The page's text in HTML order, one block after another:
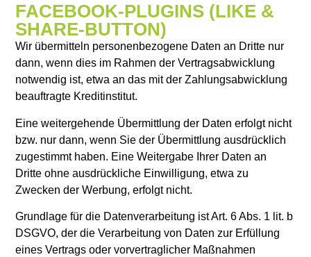
FACEBOOK-PLUGINS (LIKE &
SHARE-BUTTON)
Wir übermitteln personenbezogene Daten an Dritte nur
dann, wenn dies im Rahmen der Vertragsabwicklung
notwendig ist, etwa an das mit der Zahlungsabwicklung
beauftragte Kreditinstitut.
Eine weitergehende Übermittlung der Daten erfolgt nicht
bzw. nur dann, wenn Sie der Übermittlung ausdrücklich
zugestimmt haben. Eine Weitergabe Ihrer Daten an
Dritte ohne ausdrückliche Einwilligung, etwa zu
Zwecken der Werbung, erfolgt nicht.
Grundlage für die Datenverarbeitung ist Art. 6 Abs. 1 lit. b
DSGVO, der die Verarbeitung von Daten zur Erfüllung
eines Vertrags oder vorvertraglicher Maßnahmen